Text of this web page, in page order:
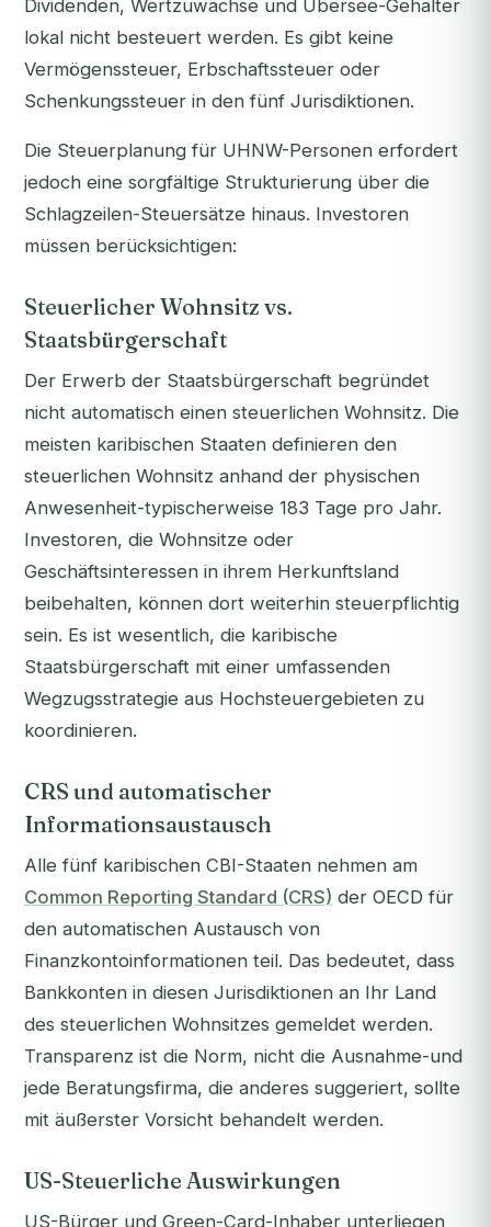
Dividenden, Wertzuwächse und Übersee-Gehälter
lokal nicht besteuert werden. Es gibt keine
Vermögenssteuer, Erbschaftssteuer oder
Schenkungssteuer in den fünf Jurisdiktionen.
Die Steuerplanung für UHNW-Personen erfordert
jedoch eine sorgfältige Strukturierung über die
Schlagzeilen-Steuersätze hinaus. Investoren
müssen berücksichtigen:
Steuerlicher Wohnsitz vs.
Staatsbürgerschaft
Der Erwerb der Staatsbürgerschaft begründet
nicht automatisch einen steuerlichen Wohnsitz. Die
meisten karibischen Staaten definieren den
steuerlichen Wohnsitz anhand der physischen
Anwesenheit-typischerweise 183 Tage pro Jahr.
Investoren, die Wohnsitze oder
Geschäftsinteressen in ihrem Herkunftsland
beibehalten, können dort weiterhin steuerpflichtig
sein. Es ist wesentlich, die karibische
Staatsbürgerschaft mit einer umfassenden
Wegzugsstrategie aus Hochsteuergebieten zu
koordinieren.
CRS und automatischer
Informationsaustausch
Alle fünf karibischen CBI-Staaten nehmen am
Common Reporting Standard (CRS) der OECD für
den automatischen Austausch von
Finanzkontoinformationen teil. Das bedeutet, dass
Bankkonten in diesen Jurisdiktionen an Ihr Land
des steuerlichen Wohnsitzes gemeldet werden.
Transparenz ist die Norm, nicht die Ausnahme-und
jede Beratungsfirma, die anderes suggeriert, sollte
mit äußerster Vorsicht behandelt werden.
US-Steuerliche Auswirkungen
US-Bürger und Green-Card-Inhaber unterliegen